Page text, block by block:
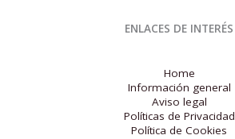
ENLACES DE INTERÉS
Home
Información general
Aviso legal
Políticas de Privacidad
Política de Cookies